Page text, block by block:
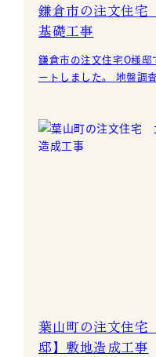
鎌倉市の注文住宅
基礎工事
鎌倉市の注文住宅O様
ートしました。 地盤調査結果に基づき、水路に面する箇
葉山町の注文住
邸】敷地造成工事